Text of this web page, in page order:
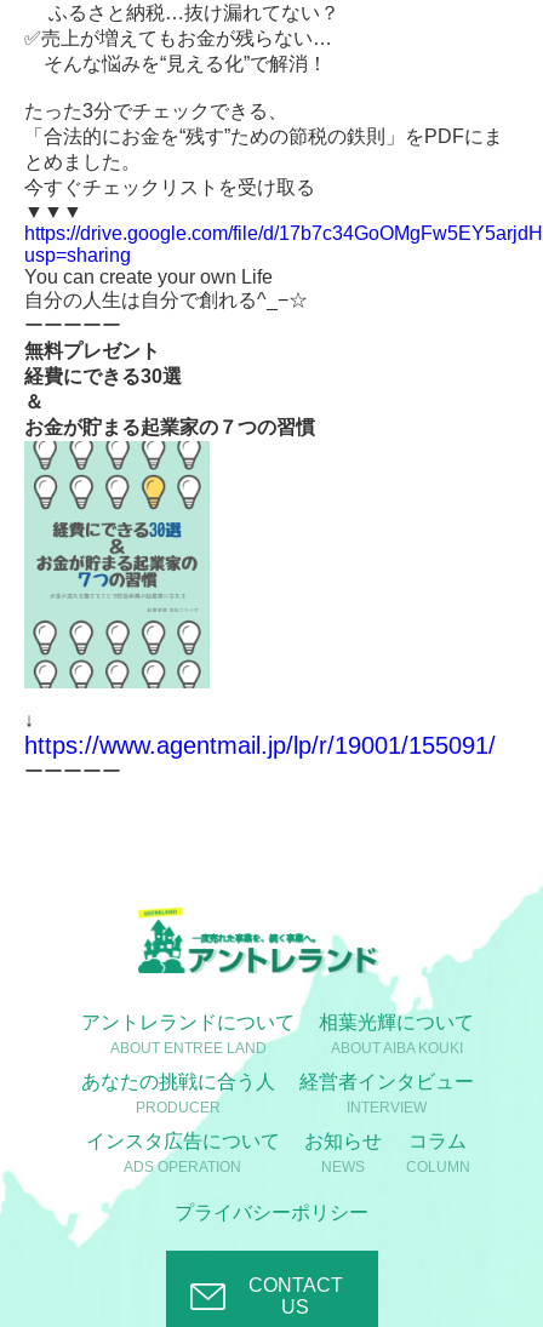
ふるさと納税…抜け漏れてない？
✅売上が増えてもお金が残らない…
そんな悩みを“見える化”で解消！
たった3分でチェックできる、
「合法的にお金を“残す”ための節税の鉄則」をPDFにま
とめました。
今すぐチェックリストを受け取る
▼▼▼
https://drive.google.com/file/d/
usp=sharing
You can create your own Life
自分の人生は自分で創れる^_−☆
ーーーーー
無料プレゼント
経費にできる30選
＆
お金が貯まる起業家の７つの習慣
↓
https://www.agentmail.jp/lp/r/19001/155091/
ーーーーー
アントレランドについて
ABOUT ENTREE LAND
相葉光輝について
ABOUT AIBA KOUKI
あなたの挑戦に合う人
PRODUCER
経営者インタビュー
INTERVIEW
インスタ広告について
ADS OPERATION
お知らせ
NEWS
コラム
COLUMN
プライバシーポリシー
CONTACT
US